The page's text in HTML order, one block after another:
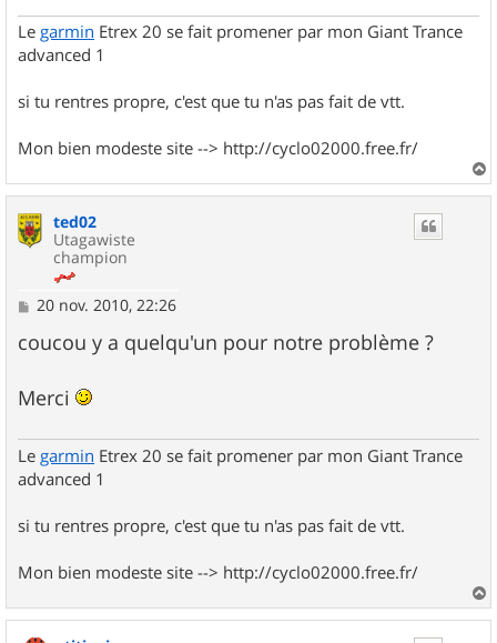
Le garmin Etrex 20 se fait promener par mon Giant Trance
advanced 1
si tu rentres propre, c'est que tu n'as pas fait de vtt.
Mon bien modeste site --> http://cyclo02000.free.fr/
a
ted02
Utagawiste
champion
M
s
s
g
e
20 nov. 2010, 22:26
coucou y a quelqu'un pour notre problème ?
Merci
Le garmin Etrex 20 se fait promener par mon Giant Trance
advanced 1
si tu rentres propre, c'est que tu n'as pas fait de vtt.
Mon bien modeste site --> http://cyclo02000.free.fr/
a
u